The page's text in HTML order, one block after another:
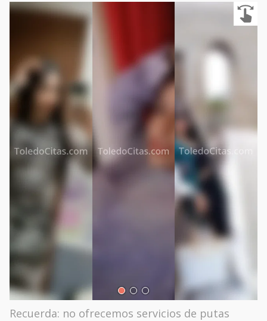
Recuerda: no ofrecemos servicios de putas